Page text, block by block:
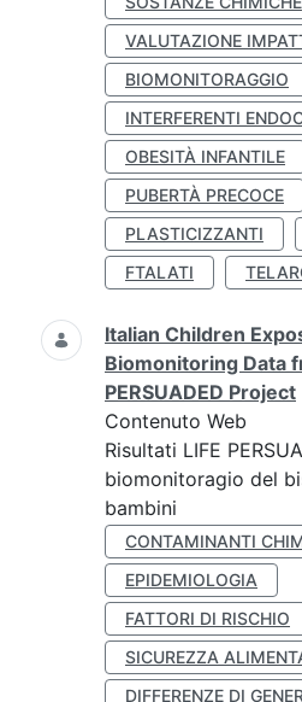
VALUTAZIONE
BIOMONITORAGGIO
INTERFERENTI
OBESITÀ INFANTILE
PUBERTÀ PRECOCE
PLASTICIZZANTI
FTALATI
Italian Children
Biomonitoring Data
PERSUADED Project
Contenuto Web
Risultati LIFE
biomonitoragio del
bambini
CONTAMINANTI
EPIDEMIOLOGIA
FATTORI DI RISCHIO
SICUREZZA
DIFFERENZE DI